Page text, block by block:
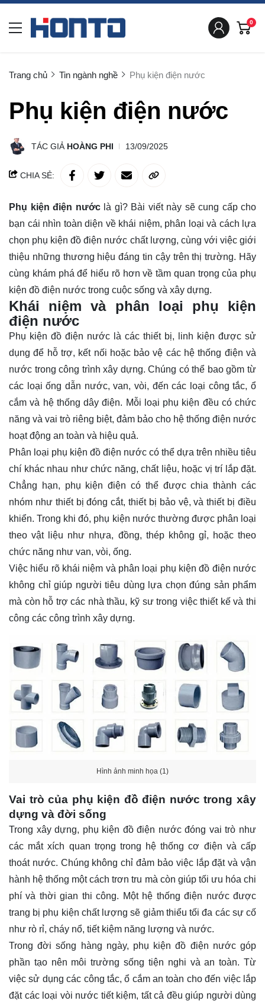
0
Trang chủ Tin ngành nghề Phụ kiện điện nước
Phụ kiện điện nước
TÁC GIẢ HOÀNG PHI 13/09/2025
CHIA SẺ:
Phụ kiện điện nước là gì? Bài viết này sẽ cung cấpcho
bạn cái nhìn toàn diện về khái niệm, phân loại và cách lựa
chọn phụ kiện đồ điện nước chất lượng, cùng với việc giới
thiệu những thương hiệu đáng tin cậy trên thị trường. Hãy
cùng khám phá để hiểu rõ hơn về tầm quan trọng của phụ
kiện đồ điện nước trong cuộc sống và xây dựng.
Khái niệm và phân loại phụ kiện
điện nước
Phụ kiện đồ điện nước là các thiết bị, linh kiện được sử
dụng để hỗ trợ, kết nối hoặc bảo vệ các hệ thống điện và
nước trong công trình xây dựng. Chúng có thể bao gồm từ
các loại ống dẫn nước, van, vòi, đến các loại công tắc, ổ
cắm và hệ thống dây điện. Mỗi loại phụ kiện đều có chức
năng và vai trò riêng biệt, đảm bảo cho hệ thống điện nước
hoạt động an toàn và hiệu quả.
Phân loại phụ kiện đồ điện nước có thể dựa trên nhiều tiêu
chí khác nhau như chức năng, chất liệu, hoặc vị trí lắp đặt.
Chẳng hạn, phụ kiện điện có thể được chia thành các
nhóm như thiết bị đóng cắt, thiết bị bảo vệ, và thiết bị điều
khiển. Trong khi đó, phụ kiện nước thường được phân loại
theo vật liệu như nhựa, đồng, thép không gỉ, hoặc theo
chức năng như van, vòi, ống.
Việc hiểu rõ khái niệm và phân loại phụ kiện đồ điện nước
không chỉ giúp người tiêu dùng lựa chọn đúng sản phẩm
mà còn hỗ trợ các nhà thầu, kỹ sư trong việc thiết kế và thi
công các công trình xây dựng.
Hình ảnh minh họa (1)
Vai trò của phụ kiện đồ điện nước trong xây
dựng và đời sống
Trong xây dựng, phụ kiện đồ điện nước đóng vai trò như
các mắt xích quan trọng trong hệ thống cơ điện và cấp
thoát nước. Chúng không chỉ đảm bảo việc lắp đặt và vận
hành hệ thống một cách trơn tru mà còn giúp tối ưu hóa chi
phí và thời gian thi công. Một hệ thống điện nước được
trang bị phụ kiện chất lượng sẽ giảm thiểu tối đa các sự cố
như rò rỉ, cháy nổ, tiết kiệm năng lượng và nước.
Trong đời sống hàng ngày, phụ kiện đồ điện nước góp
phần tạo nên môi trường sống tiện nghi và an toàn. Từ
việc sử dụng các công tắc, ổ cắm an toàn cho đến việc lắp
đặt các loại vòi nước tiết kiệm, tất cả đều giúp người dùng